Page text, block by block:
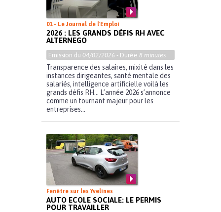
01 - Le Journal de l'Emploi
2026 : LES GRANDS DÉFIS RH AVEC
ALTERNEGO
Emission du 04/02/2026 - Durée 8 minutes
Transparence des salaires, mixité dans les
instances dirigeantes, santé mentale des
salariés, intelligence artificielle voilà les
grands défis RH… L’année 2026 s’annonce
comme un tournant majeur pour les
entreprises...
Fenêtre sur les Yvelines
AUTO ECOLE SOCIALE: LE PERMIS
POUR TRAVAILLER